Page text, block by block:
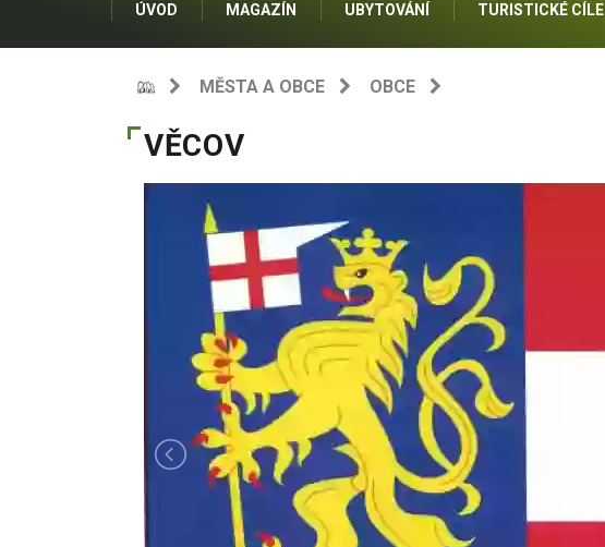
ÚVOD MAGAZÍN UBYTOVÁNÍ TURISTICKÉ CÍLE
MĚSTA A OBCE OBCE
VĚCOV